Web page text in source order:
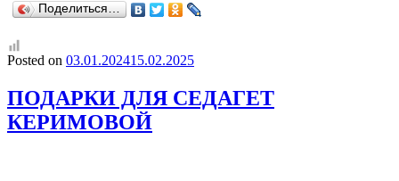
Поделиться…
Posted on 03.01.202415.02.2025
ПОДАРКИ ДЛЯ СЕДАГЕТ
КЕРИМОВОЙ